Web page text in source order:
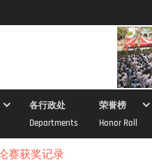
各行政处
Departments
荣誉榜
Honor Roll
赛获奖记录